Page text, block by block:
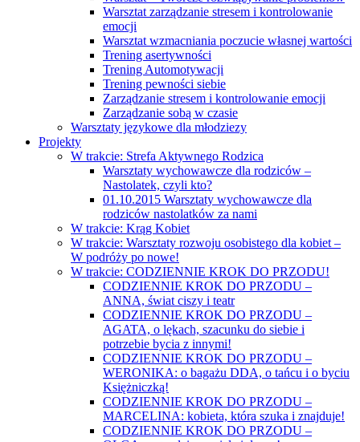
Warsztat zarządzanie stresem i kontrolowanie
emocji
Warsztat wzmacniania poczucie własnej wartości
Trening asertywności
Trening Automotywacji
Trening pewności siebie
Zarządzanie stresem i kontrolowanie emocji
Zarządzanie sobą w czasie
Warsztaty językowe dla młodziezy
Projekty
W trakcie: Strefa Aktywnego Rodzica
Warsztaty wychowawcze dla rodziców –
Nastolatek, czyli kto?
01.10.2015 Warsztaty wychowawcze dla
rodziców nastolatków za nami
W trakcie: Krąg Kobiet
W trakcie: Warsztaty rozwoju osobistego dla kobiet –
W podróży po nowe!
W trakcie: CODZIENNIE KROK DO PRZODU!
CODZIENNIE KROK DO PRZODU –
ANNA, świat ciszy i teatr
CODZIENNIE KROK DO PRZODU –
AGATA, o lękach, szacunku do siebie i
potrzebie bycia z innymi!
CODZIENNIE KROK DO PRZODU –
WERONIKA: o bagażu DDA, o tańcu i o byciu
Księżniczką!
CODZIENNIE KROK DO PRZODU –
MARCELINA: kobieta, która szuka i znajduje!
CODZIENNIE KROK DO PRZODU –